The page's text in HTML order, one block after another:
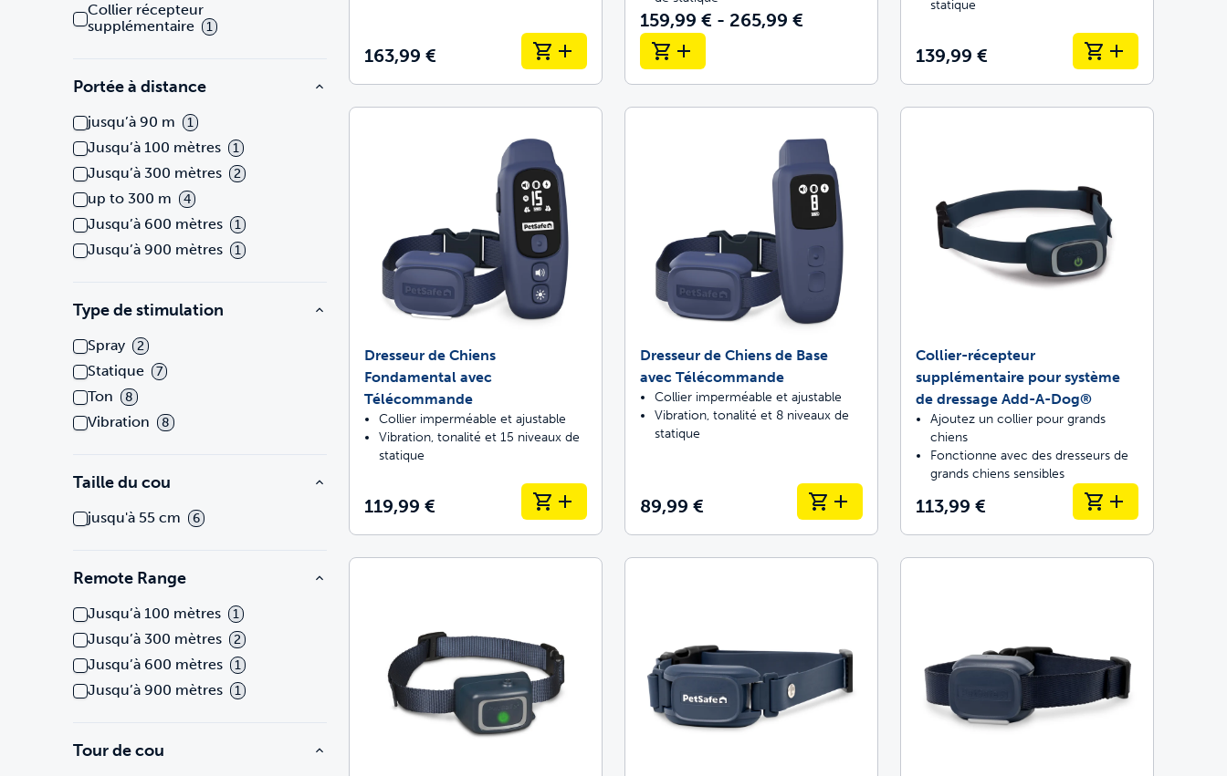
Collier récepteur
supplémentaire
1
Portée à distance
jusqu’à 90 m 1
Jusqu’à 100 mètres 1
Jusqu’à 300 mètres 2
up to 300 m 4
Jusqu’à 600 mètres 1
Jusqu’à 900 mètres 1
Type de stimulation
Spray 2
Statique 7
Ton 8
Vibration 8
Taille du cou
jusqu'à 55 cm 6
Remote Range
Jusqu’à 100 mètres 1
Jusqu’à 300 mètres 2
Jusqu’à 600 mètres 1
Jusqu’à 900 mètres 1
Tour de cou
163,99 €
159,99 € - 265,99 €
statique
139,99 €
Dresseur de Chiens
Fondamental avec
Télécommande
Collier imperméable et ajustable
Vibration, tonalité et 15 niveaux de
statique
119,99 €
Dresseur de Chiens de Base
avec Télécommande
Collier imperméable et ajustable
Vibration, tonalité et 8 niveaux de
statique
89,99 €
Collier-récepteur
supplémentaire pour système
de dressage Add-A-Dog®
Ajoutez un collier pour grands
chiens
Fonctionne avec des dresseurs de
grands chiens sensibles
113,99 €